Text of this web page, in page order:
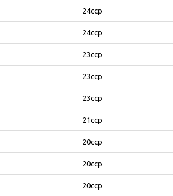
24ccp
24ccp
23ccp
23ccp
23ccp
21ccp
20ccp
20ccp
20ccp